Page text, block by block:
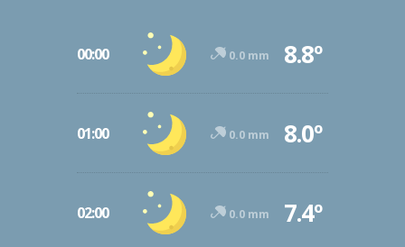
00:00 0.0 mm 8.8º
01:00 0.0 mm 8.0º
02:00 0.0 mm 7.4º